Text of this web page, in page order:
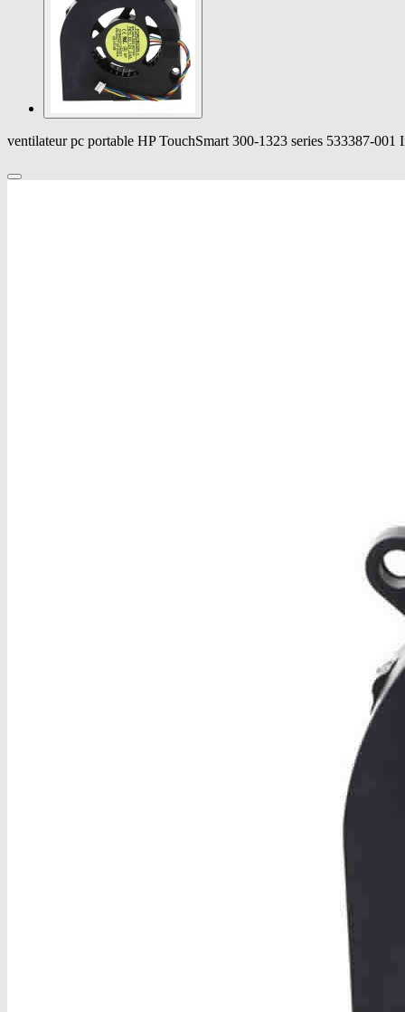
ventilateur pc portable HP TouchSmart 300-1323 series 533387-001